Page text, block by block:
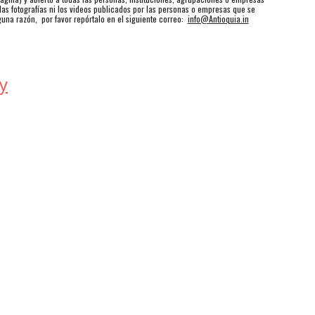
fotografías ni los videos publicados por las personas o empresas que se
razón, por favor repórtalo en el siguiente correo: info@Antioquia.in